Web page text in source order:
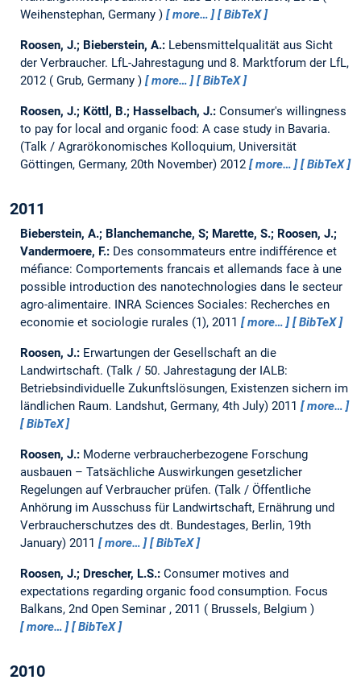
Weihenstephan, Germany
more… BibTeX
Roosen, J.; Bieberstein, A.: Lebensmittelqualität aus Sicht
der Verbraucher. LfL-Jahrestagung und 8. Marktforum der LfL,
2012
Grub, Germany more… BibTeX
Roosen, J.; Köttl, B.; Hasselbach, J.: Consumer's willingness
to pay for local and organic food: A case study in Bavaria.
(Talk / Agrarökonomisches Kolloquium, Universität
Göttingen, Germany, 20th November) 2012
more… BibTeX
2011
Bieberstein, A.; Blanchemanche, S; Marette, S.; Roosen, J.;
Vandermoere, F.: Des consommateurs entre indifférence et
méfiance: Comportements francais et allemands face à une
possible introduction des nanotechnologies dans le secteur
agro-alimentaire. INRA Sciences Sociales: Recherches en
economie et sociologie rurales (1), 2011
more… BibTeX
Roosen, J.: Erwartungen der Gesellschaft an die
Landwirtschaft. (Talk / 50. Jahrestagung der IALB:
Betriebsindividuelle Zukunftslösungen, Existenzen sichern im
ländlichen Raum. Landshut, Germany, 4th July) 2011
more…
BibTeX
Roosen, J.: Moderne verbraucherbezogene Forschung
ausbauen – Tatsächliche Auswirkungen gesetzlicher
Regelungen auf Verbraucher prüfen. (Talk / Öffentliche
Anhörung im Ausschuss für Landwirtschaft, Ernährung und
Verbraucherschutzes des dt. Bundestages, Berlin, 19th
January) 2011
more… BibTeX
Roosen, J.; Drescher, L.S.: Consumer motives and
expectations regarding organic food consumption. Focus
Balkans, 2nd Open Seminar , 2011
Brussels, Belgium
more…
BibTeX
2010